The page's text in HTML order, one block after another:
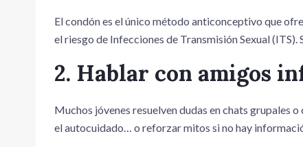
El condón es el único método anticonceptivo que
el riesgo de Infecciones de Transmisión Sexual
2. Hablar con amigos
Muchos jóvenes resuelven dudas en chats grupales
el autocuidado… o reforzar mitos si no hay